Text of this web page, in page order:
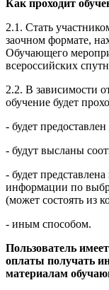
Как проходит
2.1. Стать
заочном формате,
Обучающего
всероссийских
2.2. В зависимости
обучение будет
- будет
- будут высланы
- будет
информации по
(может состоять из
- иным способом.
Пользователь
оплаты получать
материалам